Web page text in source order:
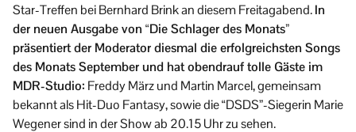
Star-Treffen bei Bernhard Brink an diesem Freitagabend.In
der neuen Ausgabe von “Die Schlager des Monats”
präsentiert der Moderator diesmal die erfolgreichsten Songs
des Monats September und hat obendrauf tolle Gäste im
MDR-Studio: Freddy März und Martin Marcel, gemeinsam
bekannt als Hit-Duo Fantasy, sowie die “DSDS”-Siegerin Marie
Wegener sind in der Show ab 20.15 Uhr zu sehen.